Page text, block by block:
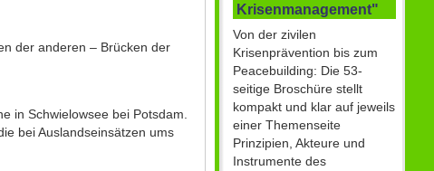
der anderen – Brücken der
in Schwielowsee bei Potsdam.
bei Auslandseinsätzen ums
Krisenmanagement"
Von der zivilen
Krisenprävention bis zum
Peacebuilding: Die 53-
seitige Broschüre stellt
kompakt und klar auf jeweils
einer Themenseite
Prinzipien, Akteure und
Instrumente des